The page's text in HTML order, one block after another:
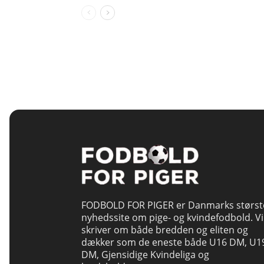
FODBOLD FOR PIGER er Danmarks
nyhedssite om pige- og kvindefodbold. Vi
skriver om både bredden og eliten og
dækker som de eneste både U16 DM,
DM, Gjensidige Kvindeliga og